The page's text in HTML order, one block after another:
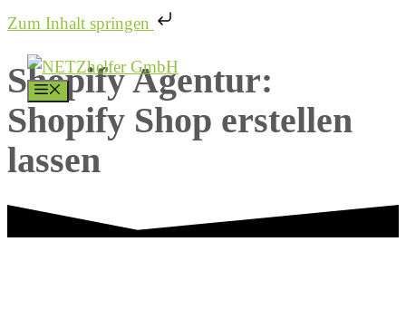
Zum Inhalt springen
Inhalt
springen
MENÜ
Shopify Agentur:
Shopify Shop erstellen
lassen